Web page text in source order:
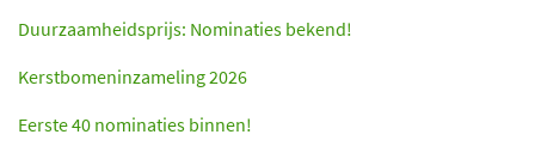
Duurzaamheidsprijs: Nominaties bekend!
Kerstbomeninzameling 2026
Eerste 40 nominaties binnen!